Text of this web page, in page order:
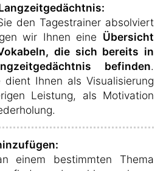
den Tagestrainer absolviert
wir Ihnen eine Übersicht
die sich bereits in
befinden.
dient Ihnen als Visualisierung
Leistung, als Motivation
einem bestimmten Thema